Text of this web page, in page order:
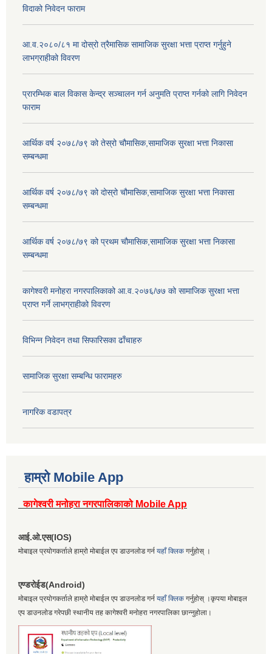
विदाको निवेदन फाराम
आ.व.२०८०/८१ मा दोस्रो त्रैमासिक सामाजिक सुरक्षा भत्ता प्राप्त गर्नुहुने
लाभग्राहीको विवरण
प्रारम्भिक बाल विकास केन्द्र सञ्चालन गर्न अनुमति प्राप्त गर्नको लागि निवेदन
फाराम
आर्थिक वर्ष २०७८/७९ को तेस्रो चौमासिक,सामाजिक सुरक्षा भत्ता निकासा
सम्बन्धमा
आर्थिक वर्ष २०७८/७९ को दोस्रो चौमासिक,सामाजिक सुरक्षा भत्ता निकासा
सम्बन्धमा
आर्थिक वर्ष २०७८/७९ को प्रथम चौमासिक,सामाजिक सुरक्षा भत्ता निकासा
सम्बन्धमा
कागेश्वरी मनोहरा नगरपालिकाको आ.व.२०७६/७७ को सामाजिक सुरक्षा भत्ता
प्राप्त गर्ने लाभग्राहीको विवरण
विभिन्न निवेदन तथा सिफारिसका ढाँचाहरु
सामाजिक सुरक्षा सम्बन्धि फारामहरु
नागरिक वडापत्र
हाम्रो Mobile App
कागेश्वरी मनोहरा नगरपालिकाको Mobile App
आई.ओ.एस(IOS)
मोबाइल प्रयोगकर्ताले हाम्रो मोबाईल एप डाउनलोड गर्न यहाँ क्लिक गर्नुहोस् ।
एण्डरोईड(Android)
मोबाइल प्रयोगकर्ताले हाम्रो मोबाईल एप डाउनलोड गर्न यहाँ क्लिक गर्नुहोस् ।कृपया मोबाइल
एप डाउनलोड गरेपछी स्थानीय तह कागेश्वरी मनोहरा नगरपालिका छान्नुहोला।